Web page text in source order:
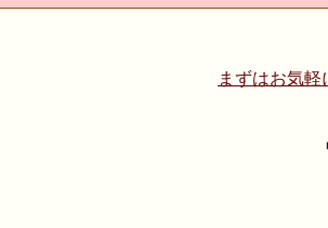
まずはお気